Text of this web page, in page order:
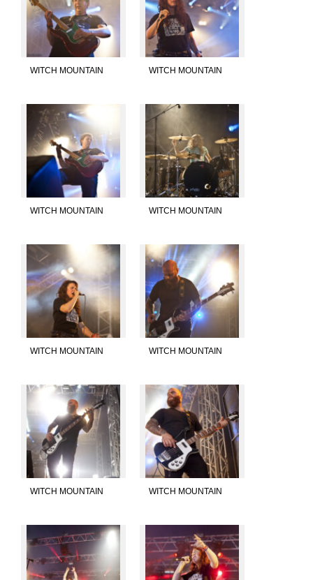
WITCH MOUNTAIN WITCH MOUNTAIN
WITCH MOUNTAIN WITCH MOUNTAIN
WITCH MOUNTAIN WITCH MOUNTAIN
WITCH MOUNTAIN WITCH MOUNTAIN